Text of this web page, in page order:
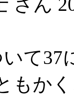
いて37
もか